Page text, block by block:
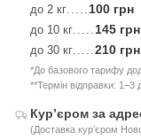
до 2 кг 100 грн
до 10 кг 145 грн
до 30 кг 210 грн
*До базового тарифу
**Термін відправки: 1–3
Курʼєром за
(Доставка курʼєром